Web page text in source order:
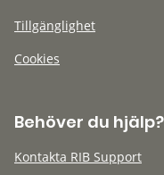
Tillgänglighet
Cookies
Behöver du hjälp?
Kontakta RIB Support